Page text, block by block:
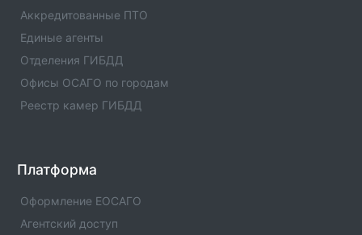
адреса отзывы. Официальный ПТО
зарегистрированный в РСА.
Пункт техосмотра №53197
Вся информация о пункте техосмотра - телефоны,
адреса отзывы. Официальный ПТО
Пункт техосмотра №44577
Вся информация о пункте техосмотра - телефоны,
адреса отзывы. Официальный ПТО
зарегистрированный в РСА.
Аккредитованные ПТО
Единые агенты
Отделения ГИБДД
Офисы ОСАГО по городам
Реестр камер ГИБДД
Платформа
Оформление ЕОСАГО
Агентский доступ